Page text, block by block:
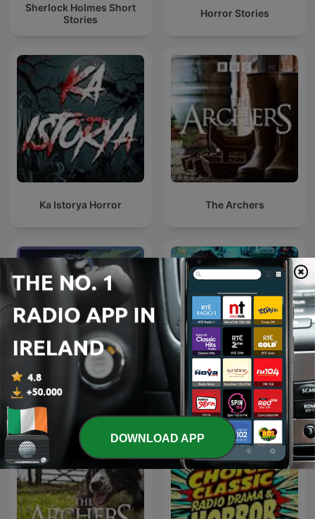
Sherlock Holmes Short
Stories
Horror Stories
Ka Istorya Horror The Archers
The Hound of the
Baskervilles: A Sherlock
Holmes Mystery
The Why Files: Operation
Podcast
DOWNLOAD APP